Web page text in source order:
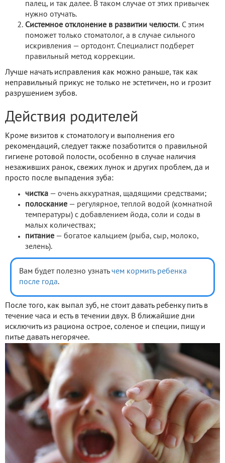
палец, и так далее. В таком случае от этих привычек
нужно отучать.
Системное отклонение в развитии челюсти. С этим
поможет только стоматолог, а в случае сильного
искривления — ортодонт. Специалист подберет
правильный метод коррекции.
Лучше начать исправления как можно раньше, так как
неправильный прикус не только не эстетичен, но и грозит
разрушением зубов.
Действия родителей
Кроме визитов к стоматологу и выполнения его
рекомендаций, следует также позаботится о правильной
гигиене ротовой полости, особенно в случае наличия
незаживших ранок, свежих лунок и других проблем, да и
просто после выпадения зуба:
чистка — очень аккуратная, щадящими средствами;
полоскание — регулярное, теплой водой (комнатной
температуры) с добавлением йода, соли и соды в
малых количествах;
питание — богатое кальцием (рыба, сыр, молоко,
зелень).
Вам будет полезно узнать чем кормить ребенка
после года.
После того, как выпал зуб, не стоит давать ребенку пить в
течение часа и есть в течении двух. В ближайшие дни
исключить из рациона острое, соленое и специи, пищу и
питье давать негорячее.